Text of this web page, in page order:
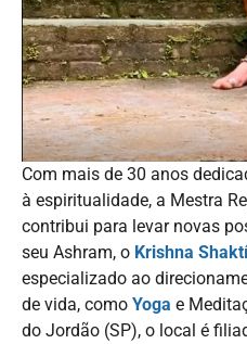
Com mais de 30 anos
à espiritualidade, a Mestra
contribui para levar novas
seu Ashram, o Krishna
especializado ao
de vida, como Yoga e
do Jordão (SP), o local é